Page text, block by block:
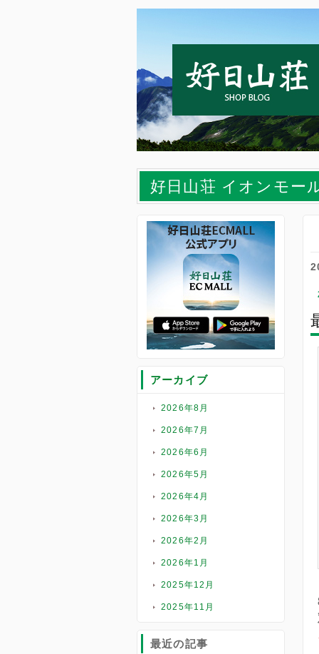
好日山荘 イオンモー
アーカイブ
2026年8月
2026年7月
2026年6月
2026年5月
2026年4月
2026年3月
2026年2月
2026年1月
2025年12月
2025年11月
最近の記事